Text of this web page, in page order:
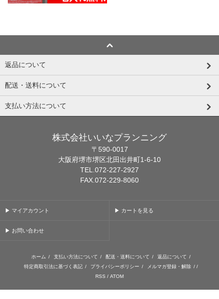
返品について
配送・送料について
支払い方法について
株式会社いいなプランニング
〒590-0017
大阪府堺市堺区北田出井町1-6-10
TEL.072-227-2927
FAX.072-229-8060
▶ マイアカウント ▶ カートを見る
▶ お問い合わせ
ホーム / 支払い方法について / 配送・送料について / 返品について /
特定商取引法に基づく表記 / プライバシーポリシー / メルマガ登録・解除 / /
RSS / ATOM